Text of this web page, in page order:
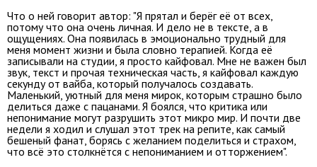
Что о ней говорит автор: "Я прятал и берёг её от всех,
потому что она очень личная. И дело не в тексте, а в
ощущениях. Она появилась в эмоционально трудный для
меня момент жизни и была словно терапией. Когда её
записывали на студии, я просто кайфовал. Мне не важен был
звук, текст и прочая техническая часть, я кайфовал каждую
секунду от вайба, который получалось создавать.
Маленький, уютный для меня мирок, которым страшно было
делиться даже с пацанами. Я боялся, что критика или
непонимание могут разрушить этот микро мир. И почти две
недели я ходил и слушал этот трек на репите, как самый
бешеный фанат, борясь с желанием поделиться и страхом,
что всё это столкнётся с непониманием и отторжением".